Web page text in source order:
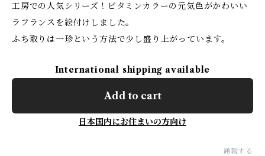
工房での人気シリーズ！ビタミンカラーの元気色がかわいい
ラフランスを絵付けしました。
ふち取りは一珍という方法で少し盛り上がっています。
International shipping available
Add to cart
日本国内にお住まいの方向け
通報する